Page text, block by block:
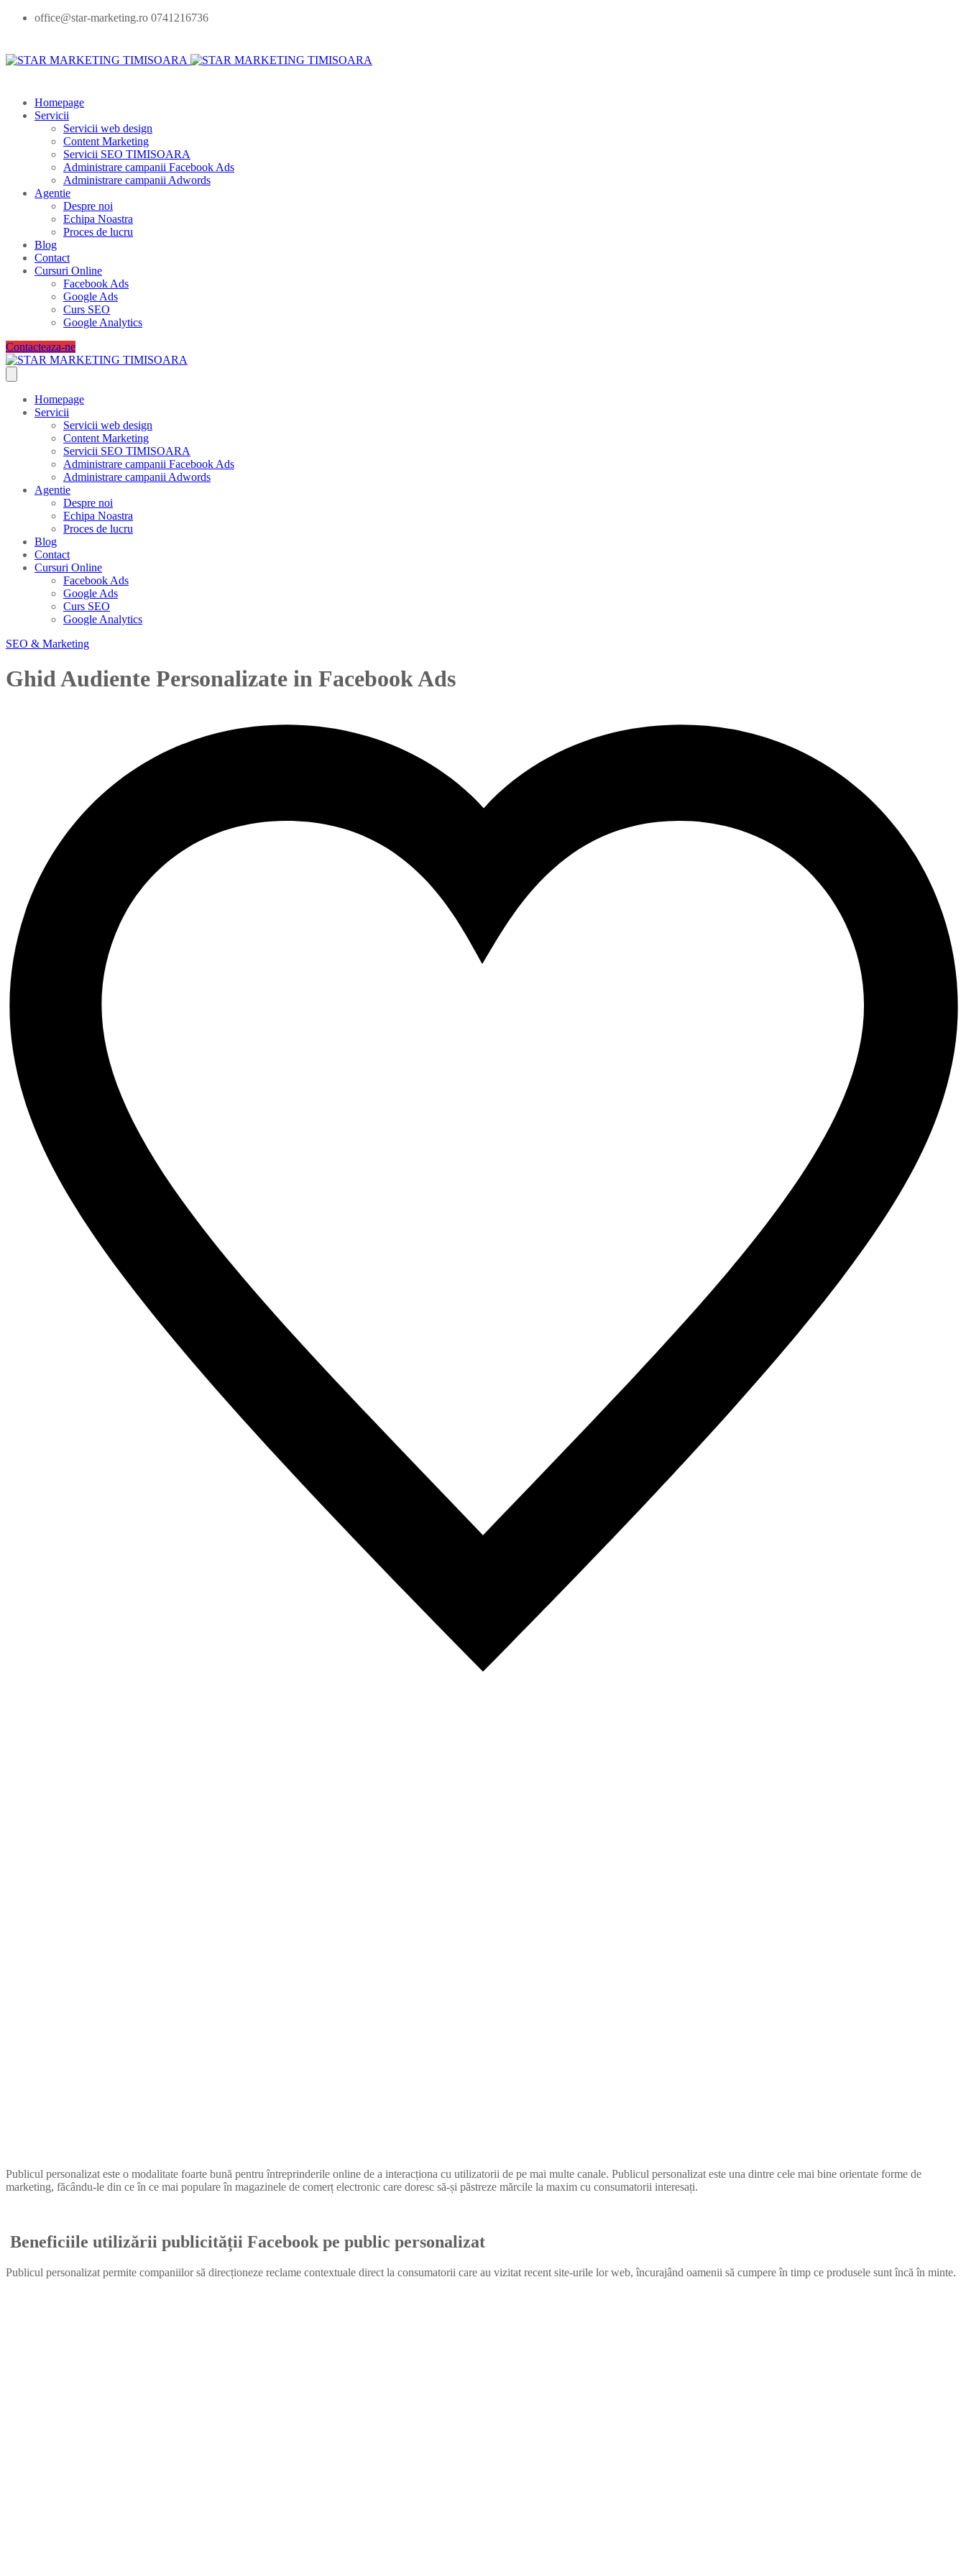
office@star-marketing.ro 0741216736
Homepage
Servicii
Servicii web design
Content Marketing
Servicii SEO TIMISOARA
Administrare campanii Facebook Ads
Administrare campanii Adwords
Agentie
Despre noi
Echipa Noastra
Proces de lucru
Blog
Contact
Cursuri Online
Facebook Ads
Google Ads
Curs SEO
Google Analytics
Contacteaza-ne
Homepage
Servicii
Servicii web design
Content Marketing
Servicii SEO TIMISOARA
Administrare campanii Facebook Ads
Administrare campanii Adwords
Agentie
Despre noi
Echipa Noastra
Proces de lucru
Blog
Contact
Cursuri Online
Facebook Ads
Google Ads
Curs SEO
Google Analytics
SEO & Marketing
Ghid Audiente Personalizate in Facebook Ads
Publicul personalizat este o modalitate foarte bună pentru întreprinderile online de a interacționa cu utilizatorii de pe mai multe canale. Publicul personalizat este una dintre cele mai bine orientate forme de
marketing, făcându-le din ce în ce mai populare în magazinele de comerț electronic care doresc să-și păstreze mărcile la maxim cu consumatorii interesați.
Beneficiile utilizării publicității Facebook pe public personalizat
Publicul personalizat permite companiilor să direcționeze reclame contextuale direct la consumatorii care au vizitat recent site-urile lor web, încurajând oamenii să cumpere în timp ce produsele sunt încă în minte.